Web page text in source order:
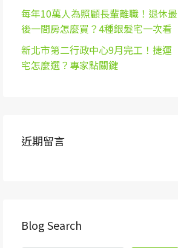
每年10萬人為照顧長輩離職！退休最
後一間房怎麼買？4種銀髮宅一次看
新北市第二行政中心9月完工！捷運
宅怎麼選？專家點關鍵
近期留言
Blog Search